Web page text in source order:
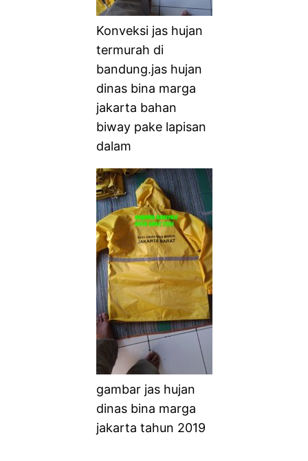
Konveksi jas hujan
termurah di
bandung.jas hujan
dinas bina marga
jakarta bahan
biway pake lapisan
dalam
gambar jas hujan
dinas bina marga
jakarta tahun 2019